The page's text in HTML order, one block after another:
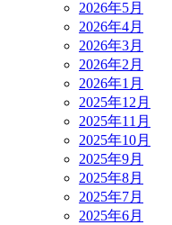
2026年5月
2026年4月
2026年3月
2026年2月
2026年1月
2025年12月
2025年11月
2025年10月
2025年9月
2025年8月
2025年7月
2025年6月